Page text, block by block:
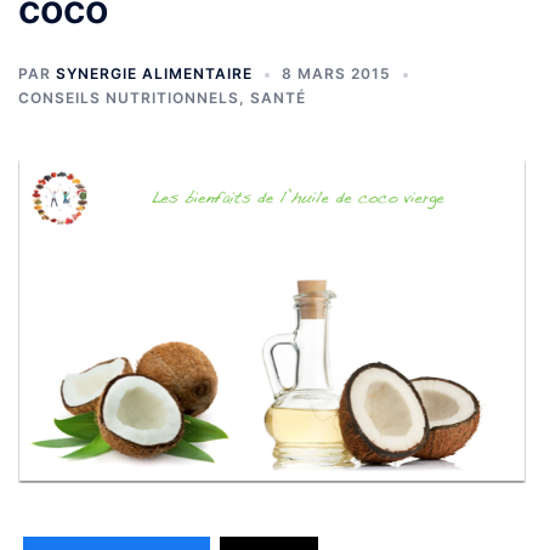
PAR SYNERGIE ALIMENTAIRE
8 MARS 2015
CONSEILS NUTRITIONNELS, SANTÉ